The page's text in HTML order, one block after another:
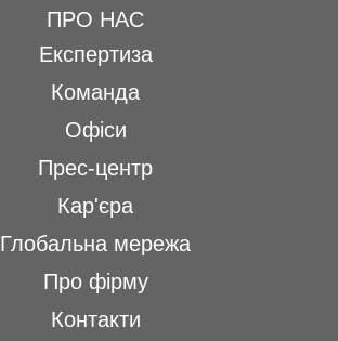
ПРО НАС
Експертиза
Команда
Офіси
Прес-центр
Кар'єра
Глобальна мережа
Про фірму
Контакти